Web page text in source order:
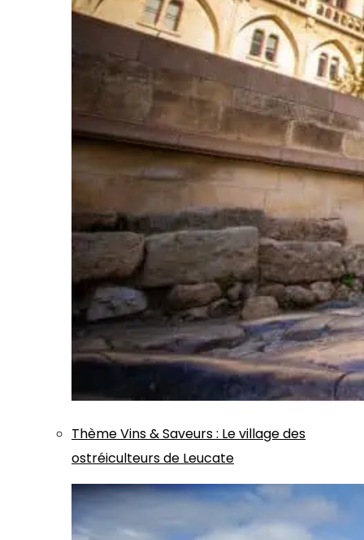
ThèmeVins & Saveurs: Le village des
ostréiculteurs de Leucate